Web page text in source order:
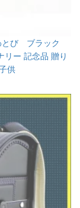
とび ブラック
ー 記念品 贈り
供